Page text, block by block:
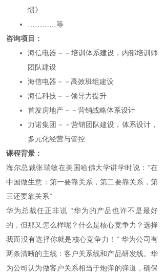
惯》
…………等
咨询项目：
海信电器－－培训体系建设，内部培训师
团队建设
海信电器－－高效班组建设
海信科技－－领导力提升
首发房地产－－营销战略体系设计
力诺集团－－营销团队建设，体系设计，
多元化经营与管控
课程背景：
海尔总裁张瑞敏在美国哈佛大学讲学时说：“在
中国做生意：第一要靠关系，第二要靠关系，第
三还要靠关系”
华为总裁任正非说 “华为的产品也许不是最好
的，但那又怎么样呢？什么是核心竞争力？选择
我而没有选择你就是核心竞争力！” 华为公司有
两条清晰的主线：客户关系线和产品研发线。华
为公司认为做客户关系相当于炮弹的弹道，确保